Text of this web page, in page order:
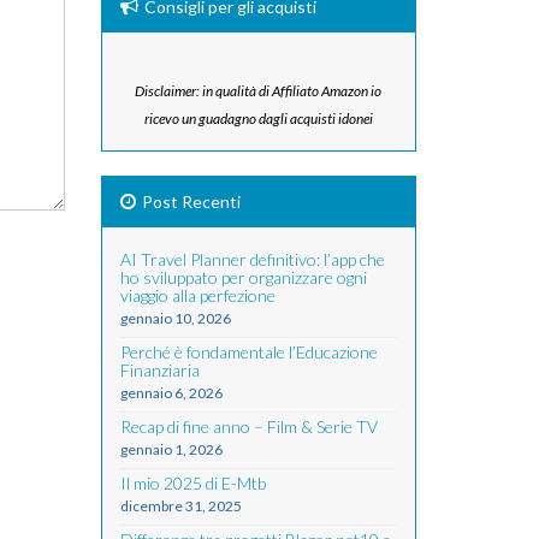
Consigli per gli acquisti
Disclaimer: in qualità di Affiliato Amazon io
ricevo un guadagno dagli acquisti idonei
Post Recenti
AI Travel Planner definitivo: l’app che
ho sviluppato per organizzare ogni
viaggio alla perfezione
gennaio 10, 2026
Perché è fondamentale l’Educazione
Finanziaria
gennaio 6, 2026
Recap di fine anno – Film & Serie TV
gennaio 1, 2026
Il mio 2025 di E-Mtb
dicembre 31, 2025